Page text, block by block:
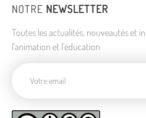
NOTRE NEWSLETTER
Toutes les actualités, nouveautés et
l'animation et l'éducation